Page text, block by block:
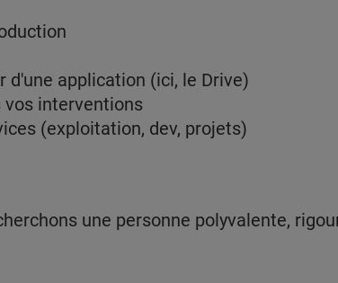
application (ici, le Drive)
vos interventions
(exploitation, dev, projets)
une personne polyvalente,